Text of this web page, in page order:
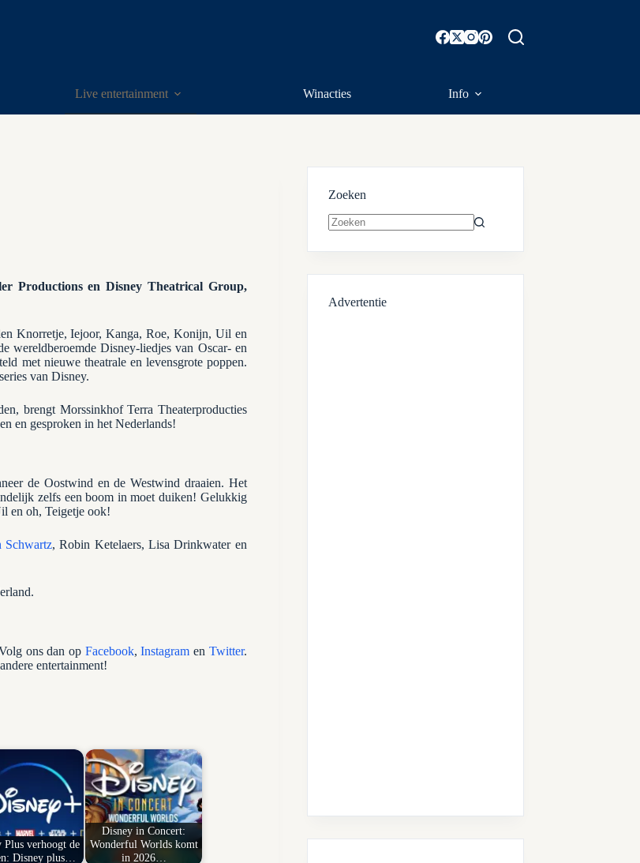
Live entertainment Winacties Info
Productions en Disney Theatrical Group,
Knorretje, Iejoor, Kanga, Roe, Konijn, Uil en
wereldberoemde Disney-liedjes van Oscar- en
met nieuwe theatrale en levensgrote poppen.
van Disney.
brengt Morssinkhof Terra Theaterproducties
en gesproken in het Nederlands!
de Oostwind en de Westwind draaien. Het
zelfs een boom in moet duiken! Gelukkig
en oh, Teigetje ook!
Schwartz, Robin Ketelaers, Lisa Drinkwater en
ons dan op Facebook,Instagramen Twitter.
entertainment!
Plus verhoogt de
Disney plus…
Disney in Concert:
Wonderful Worlds komt
in 2026…
Zoeken
resultaten
Advertentie